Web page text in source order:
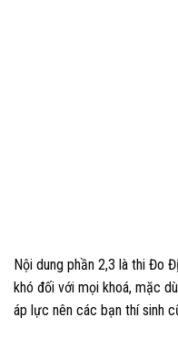
Nội dung phần 2,3 là thi Đo
khó đối với mọi khoá, mặc
áp lực nên các bạn thí sinh